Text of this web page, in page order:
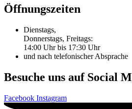
Öffnungszeiten
Dienstags,
Donnerstags, Freitags:
14:00 Uhr bis 17:30 Uhr
und nach telefonischer Absprache
Besuche uns auf Social
Facebook Instagram